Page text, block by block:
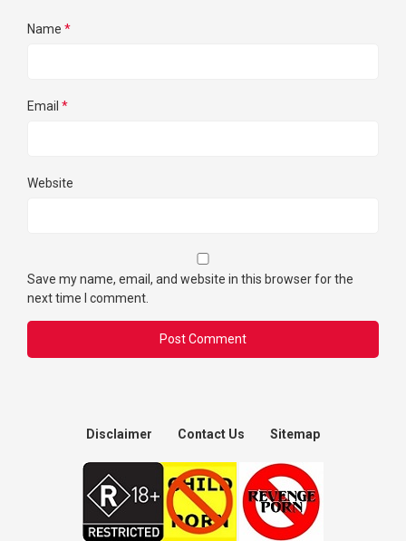
Name *
Email *
Website
Save my name, email, and website in this browser for the
next time I comment.
Disclaimer Contact Us Sitemap